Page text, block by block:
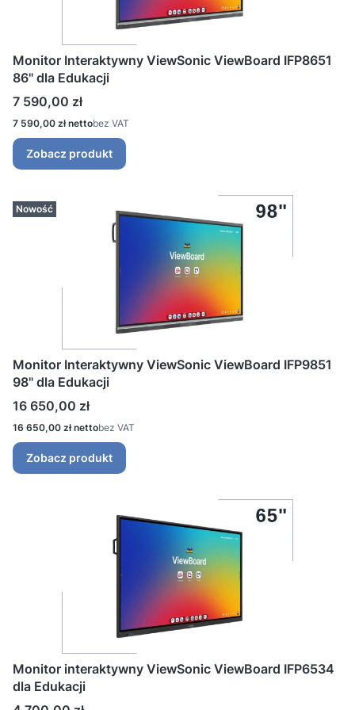
Monitor Interaktywny ViewSonic ViewBoard IFP8651
86" dla Edukacji
Cena
7 590,00 zł
Cena
7 590,00 zł bez VAT
Zobacz produkt
Nowość
Monitor Interaktywny ViewSonic ViewBoard IFP9851
98" dla Edukacji
Cena
16 650,00 zł
Cena
16 650,00 zł bez VAT
Zobacz produkt
Monitor interaktywny ViewSonic ViewBoard IFP6534
dla Edukacji